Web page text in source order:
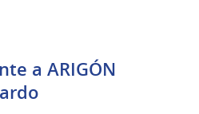
a ARIGÓN